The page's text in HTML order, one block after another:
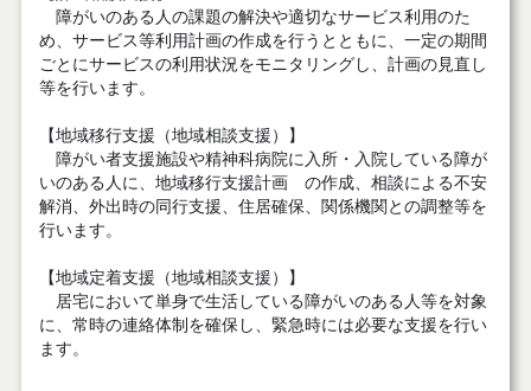
障がいのある人の課題の解決や適切なサービス利用のた
め、サービス等利用計画の作成を行うとともに、一定の期間
ごとにサービスの利用状況をモニタリングし、計画の見直し
等を行います。
【地域移行支援（地域相談支援）】
障がい者支援施設や精神科病院に入所・入院している障が
いのある人に、地域移行支援計画 の作成、相談による不安
解消、外出時の同行支援、住居確保、関係機関との調整等を
行います。
【地域定着支援（地域相談支援）】
居宅において単身で生活している障がいのある人等を対象
に、常時の連絡体制を確保し、緊急時には必要な支援を行い
ます。